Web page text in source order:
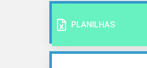
PLANILHAS